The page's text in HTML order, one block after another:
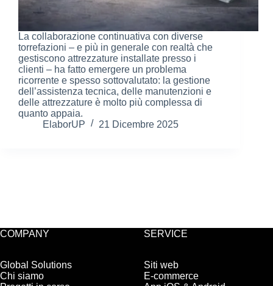
La collaborazione continuativa con diverse
torrefazioni – e più in generale con realtà che
gestiscono attrezzature installate presso i
clienti – ha fatto emergere un problema
ricorrente e spesso sottovalutato: la gestione
dell’assistenza tecnica, delle manutenzioni e
delle attrezzature è molto più complessa di
quanto appaia.
ElaborUP
21 Dicembre 2025
COMPANY
Global Solutions
Chi siamo
SERVICE
Siti web
E-commerce